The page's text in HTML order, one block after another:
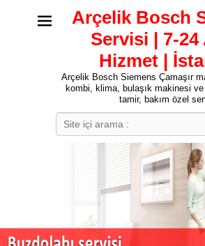
Arçelik Bosch
Servisi | 7-24
Hizmet |
Arçelik Bosch Siemens Çamaşır
kombi, klima, bulaşık makinesi
tamir, bakım özel